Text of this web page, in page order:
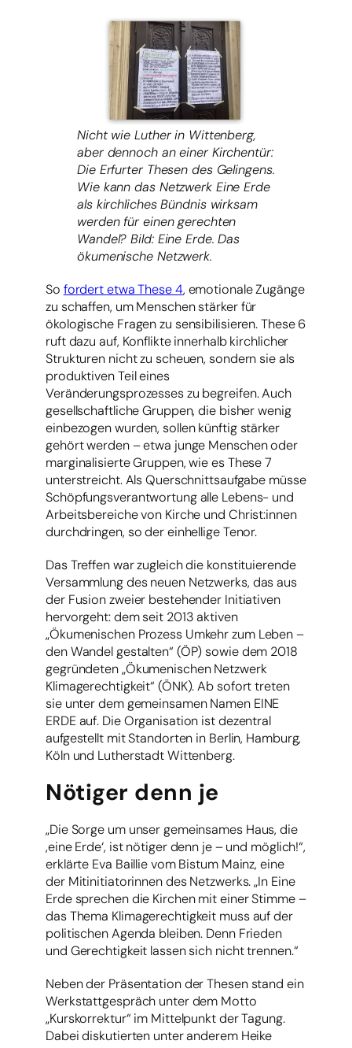
Nicht wie Luther in Wittenberg,
aber dennoch an einer Kirchentür:
Die Erfurter Thesen des Gelingens.
Wie kann das Netzwerk Eine Erde
als kirchliches Bündnis wirksam
werden für einen gerechten
Wandel? Bild: Eine Erde. Das
ökumenische Netzwerk.
So fordert etwa These 4, emotionale Zugänge
zu schaffen, um Menschen stärker für
ökologische Fragen zu sensibilisieren. These 6
ruft dazu auf, Konflikte innerhalb kirchlicher
Strukturen nicht zu scheuen, sondern sie als
produktiven Teil eines
Veränderungsprozesses zu begreifen. Auch
gesellschaftliche Gruppen, die bisher wenig
einbezogen wurden, sollen künftig stärker
gehört werden – etwa junge Menschen oder
marginalisierte Gruppen, wie es These 7
unterstreicht. Als Querschnittsaufgabe müsse
Schöpfungsverantwortung alle Lebens- und
Arbeitsbereiche von Kirche und Christ:innen
durchdringen, so der einhellige Tenor.
Das Treffen war zugleich die konstituierende
Versammlung des neuen Netzwerks, das aus
der Fusion zweier bestehender Initiativen
hervorgeht: dem seit 2013 aktiven
„Ökumenischen Prozess Umkehr zum Leben –
den Wandel gestalten“ (ÖP) sowie dem 2018
gegründeten „Ökumenischen Netzwerk
Klimagerechtigkeit“ (ÖNK). Ab sofort treten
sie unter dem gemeinsamen Namen EINE
ERDE auf. Die Organisation ist dezentral
aufgestellt mit Standorten in Berlin, Hamburg,
Köln und Lutherstadt Wittenberg.
Nötiger denn je
„Die Sorge um unser gemeinsames Haus, die
‚eine Erde‘, ist nötiger denn je – und möglich!“,
erklärte Eva Baillie vom Bistum Mainz, eine
der Mitinitiatorinnen des Netzwerks. „In Eine
Erde sprechen die Kirchen mit einer Stimme –
das Thema Klimagerechtigkeit muss auf der
politischen Agenda bleiben. Denn Frieden
und Gerechtigkeit lassen sich nicht trennen.“
Neben der Präsentation der Thesen stand ein
Werkstattgespräch unter dem Motto
„Kurskorrektur“ im Mittelpunkt der Tagung.
Dabei diskutierten unter anderem Heike